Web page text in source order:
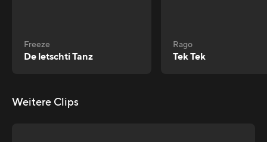
Freeze
De letschti Tanz
Rago
Tek Tek
Weitere Clips